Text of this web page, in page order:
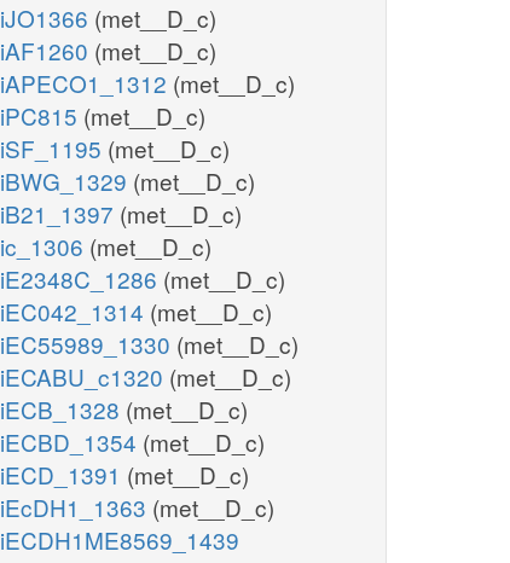
iJO1366 (met__D_c)
iAF1260 (met__D_c)
iAPECO1_1312 (met__D_c)
iPC815 (met__D_c)
iSF_1195 (met__D_c)
iBWG_1329 (met__D_c)
iB21_1397 (met__D_c)
ic_1306 (met__D_c)
iE2348C_1286 (met__D_c)
iEC042_1314 (met__D_c)
iEC55989_1330 (met__D_c)
iECABU_c1320 (met__D_c)
iECB_1328 (met__D_c)
iECBD_1354 (met__D_c)
iECD_1391 (met__D_c)
iEcDH1_1363 (met__D_c)
iECDH1ME8569_1439